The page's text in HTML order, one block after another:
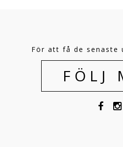
För att få de senaste
FÖLJ